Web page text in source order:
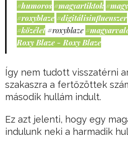
#humoros #magyartiktok
#roxyblaze #digitálisinfluenszer
#közélet #roxyblaze
Roxy Blaze - Roxy Blaze
Így nem tudott visszatérni
szakaszra a fertőzöttek
második hullám indult.
Ez azt jelenti, hogy egy
indulunk neki a harmadik